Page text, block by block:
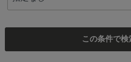
この条件で検